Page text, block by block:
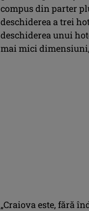
compus din parter
deschiderea a trei
deschiderea unui
mai mici
„Craiova este, fără